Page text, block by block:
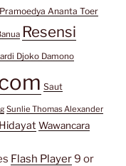
Pramoedya Ananta Toer
Resensi
Djoko Damono
Saut
Sunlie Thomas Alexander
Wawancara
Flash Player9 or